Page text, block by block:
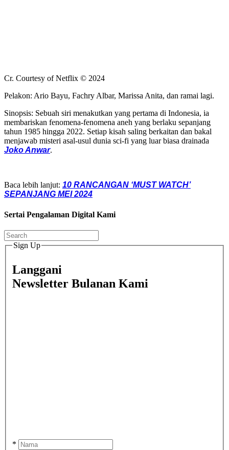
Cr. Courtesy of Netflix © 2024
Pelakon: Ario Bayu, Fachry Albar, Marissa Anita, dan ramai lagi.
Sinopsis: Sebuah siri menakutkan yang pertama di Indonesia, ia
membariskan fenomena-fenomena aneh yang berlaku sepanjang
tahun 1985 hingga 2022. Setiap kisah saling berkaitan dan bakal
menjawab misteri asal-usul dunia sci-fi yang luar biasa drainada
Joko Anwar.
Baca lebih lanjut: 10 RANCANGAN ‘MUST WATCH’
SEPANJANG MEI 2024
Sertai Pengalaman Digital Kami
Sign Up
Langgani
Newsletter Bulanan Kami
*